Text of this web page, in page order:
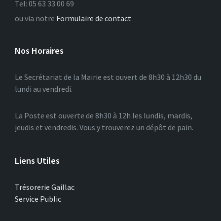
Tel: 05 63 33 00 69
ou via notre Formulaire de contact
Nos Horaires
Le Secrétariat de la Mairie est ouvert de 8h30 à 12h30 du
lundi au vendredi.
La Poste est ouverte de 8h30 à 12h les lundis, mardis,
jeudis et vendredis. Vous y trouverez un dépôt de pain.
Liens Utiles
Trésorerie Gaillac
Service Public